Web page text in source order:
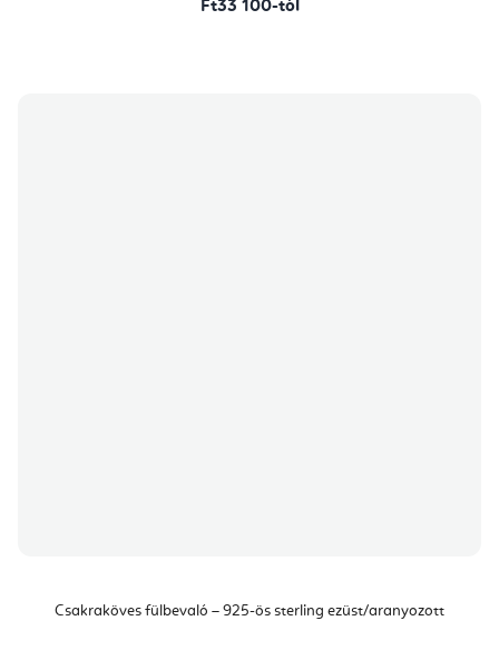
Ft33 100-tól
Csakraköves fülbevaló – 925-ös sterling ezüst/aranyozott